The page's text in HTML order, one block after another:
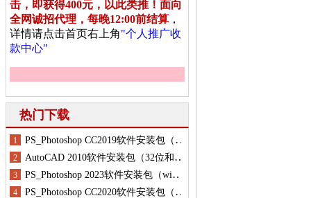
击，即获得400元，以此类推！面向
全网诚招代理，每晚12:00前结算 ，
详情请点击首页右上角"个人推广收
款中心"
热门下载